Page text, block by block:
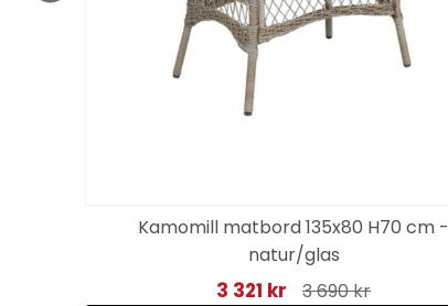
Kamomill matbord 135x80 H70 cm -
natur/glas
3 321 kr 3 690 kr